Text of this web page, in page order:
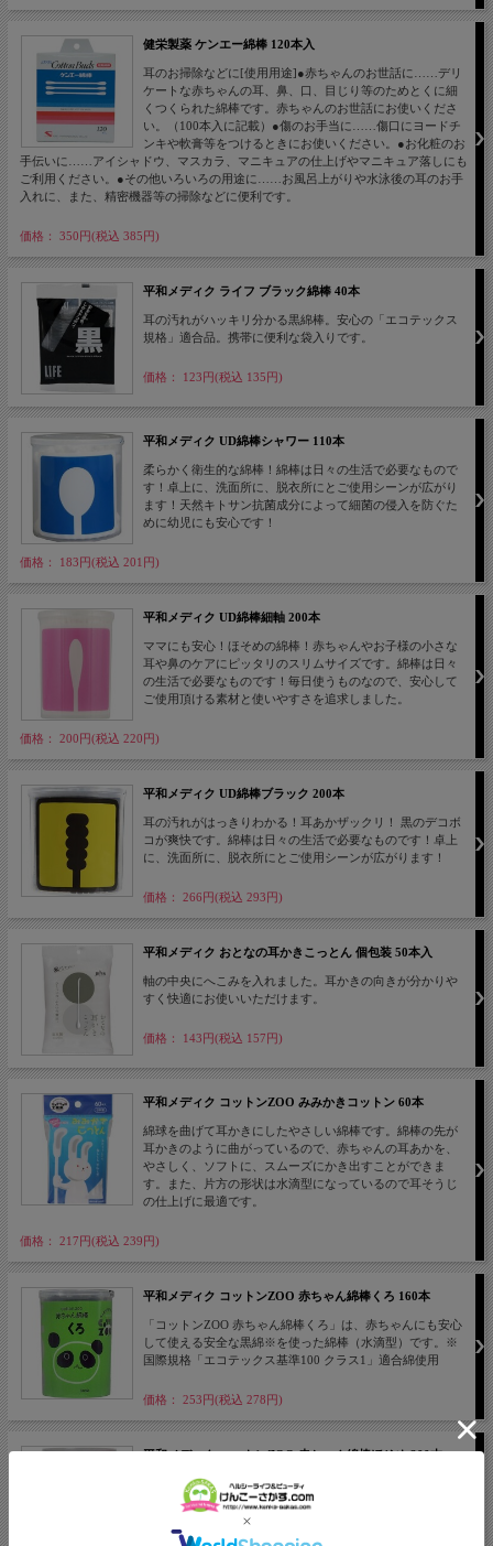
健栄製薬 ケンエー綿棒 120本入
耳のお掃除などに[使用用途]●赤ちゃんのお世話に……デリ
ケートな赤ちゃんの耳、鼻、口、目じり等のためとくに細
くつくられた綿棒です。赤ちゃんのお世話にお使いくださ
い。（100本入に記載）●傷のお手当に……傷口にヨードチ
ンキや軟膏等をつけるときにお使いください。●お化粧のお
手伝いに……アイシャドウ、マスカラ、マニキュアの仕上げやマニキュア落しにも
ご利用ください。●その他いろいろの用途に……お風呂上がりや水泳後の耳のお手
入れに、また、精密機器等の掃除などに便利です。
価格： 350円(税込 385円)
平和メディク ライフ ブラック綿棒 40本
耳の汚れがハッキリ分かる黒綿棒。安心の「エコテックス
規格」適合品。携帯に便利な袋入りです。
価格： 123円(税込 135円)
平和メディク UD綿棒シャワー 110本
柔らかく衛生的な綿棒！綿棒は日々の生活で必要なもので
す！卓上に、洗面所に、脱衣所にとご使用シーンが広がり
ます！天然キトサン抗菌成分によって細菌の侵入を防ぐた
めに幼児にも安心です！
価格： 183円(税込 201円)
平和メディク UD綿棒細軸 200本
ママにも安心！ほそめの綿棒！赤ちゃんやお子様の小さな
耳や鼻のケアにピッタリのスリムサイズです。綿棒は日々
の生活で必要なものです！毎日使うものなので、安心して
ご使用頂ける素材と使いやすさを追求しました。
価格： 200円(税込 220円)
平和メディク UD綿棒ブラック 200本
耳の汚れがはっきりわかる！耳あかザックリ！ 黒のデコボ
コが爽快です。綿棒は日々の生活で必要なものです！卓上
に、洗面所に、脱衣所にとご使用シーンが広がります！
価格： 266円(税込 293円)
平和メディク おとなの耳かきこっとん 個包装 50本入
軸の中央にへこみを入れました。耳かきの向きが分かりや
すく快適にお使いいただけます。
価格： 143円(税込 157円)
平和メディク コットンZOO みみかきコットン 60本
綿球を曲げて耳かきにしたやさしい綿棒です。綿棒の先が
耳かきのように曲がっているので、赤ちゃんの耳あかを、
やさしく、ソフトに、スムーズにかき出すことができま
す。また、片方の形状は水滴型になっているので耳そうじ
の仕上げに最適です。
価格： 217円(税込 239円)
平和メディク コットンZOO 赤ちゃん綿棒くろ 160本
「コットンZOO 赤ちゃん綿棒くろ」は、赤ちゃんにも安心
して使える安全な黒綿※を使った綿棒（水滴型）です。※
国際規格「エコテックス基準100 クラス1」適合綿使用
価格： 253円(税込 278円)
平和メディク コットンZOO 赤ちゃん綿棒ほそめ 200本
大切な赤ちゃんのために様々な用途で使える、便利なほそ
めの綿棒（水滴型）です。乾燥した肌を保護し、耳アカや
汚れもすっきり拭き取れます。